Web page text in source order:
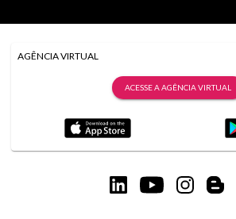
AGÊNCIA VIRTUAL
ACESSE A AGÊNCIA VIRTUAL